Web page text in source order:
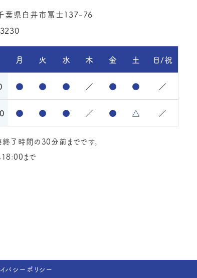
葉県白井市冨士137-76
月 火 水 木 金 土 日/祝
● ● ● ／ ● ● ／
● ● ● ／ ● △ ／
了時間の30分前までです。
まで
バシーポリシー